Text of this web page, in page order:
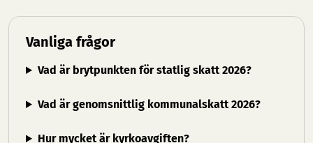
Vanliga frågor
Vad är brytpunkten för statlig skatt 2026?
Vad är genomsnittlig kommunalskatt 2026?
Hur mycket är kyrkoavgiften?